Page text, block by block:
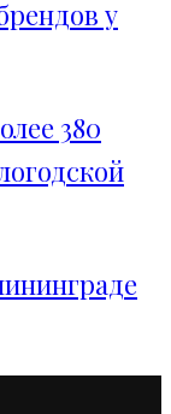
у
380